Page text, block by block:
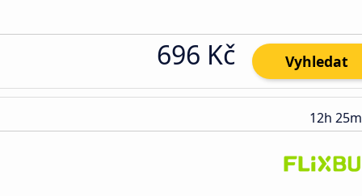
696 Kč Vyhledat
12h 25m